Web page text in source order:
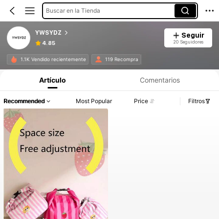
Buscar en la Tienda
YWSYDZ
4.85
Seguir
20 Seguidores
1.1K Vendido recientemente 119 Recompra
Artículo Comentarios
Recommended Most Popular Price Filtros